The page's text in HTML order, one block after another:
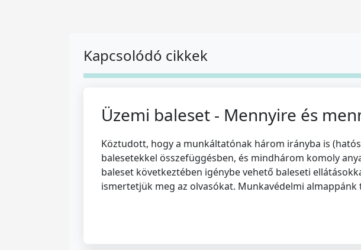
Kapcsolódó cikkek
Üzemi baleset - Mennyire és
Köztudott, hogy a munkáltatónak három irányba is
balesetekkel összefüggésben, és mindhárom komoly
baleset következtében igénybe vehető baleseti
ismertetjük meg az olvasókat. Munkavédelmi